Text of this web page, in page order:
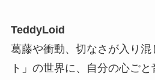
TeddyLoid
葛藤や衝動、切なさが入り混
ト」の世界に、自分の心ご